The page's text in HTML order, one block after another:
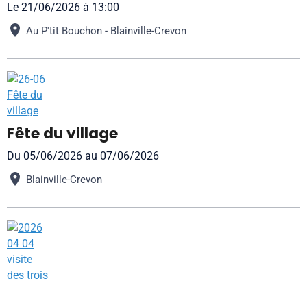
Le 21/06/2026 à 13:00
Au P'tit Bouchon - Blainville-Crevon
Fête du village
Du 05/06/2026 au 07/06/2026
Blainville-Crevon